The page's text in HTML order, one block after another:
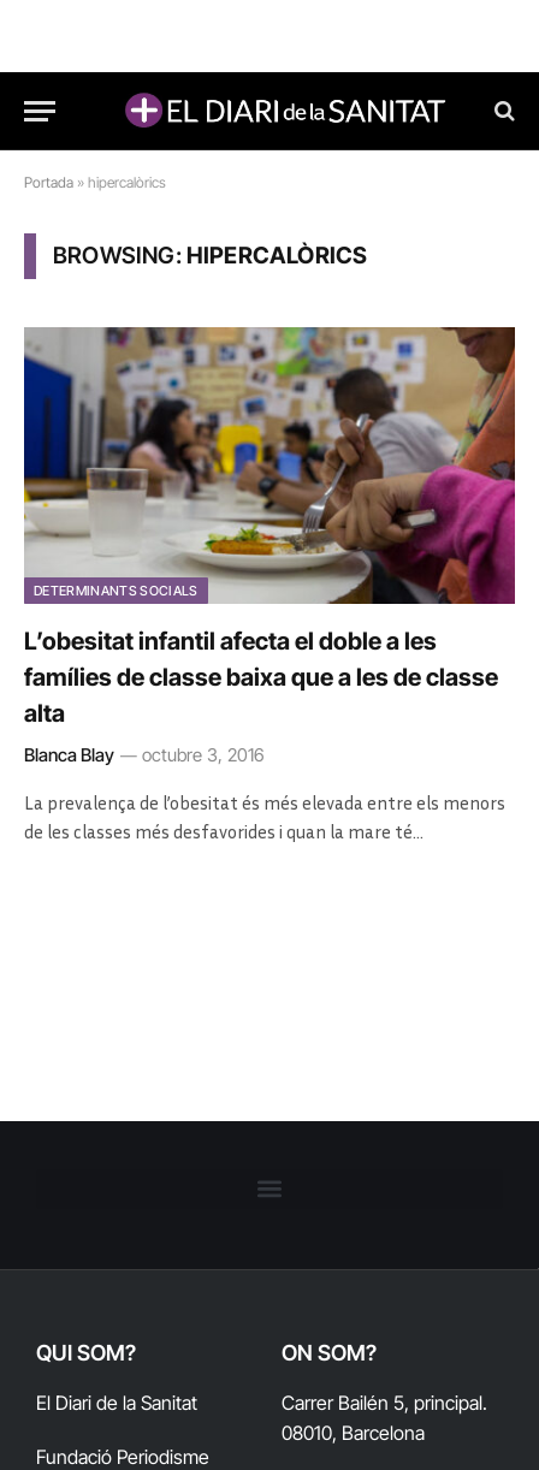
Portada » hipercalòrics
BROWSING:HIPERCALÒRICS
DETERMINANTS SOCIALS
L’obesitat infantil afecta el doble a les
famílies de classe baixa que a les de classe
alta
Blanca Blay octubre 3, 2016
La prevalença de l’obesitat és més elevada entre els menors
de les classes més desfavorides i quan la mare té…
QUI SOM?
El Diari de la Sanitat
Fundació Periodisme
ON SOM?
Carrer Bailén 5, principal.
08010, Barcelona